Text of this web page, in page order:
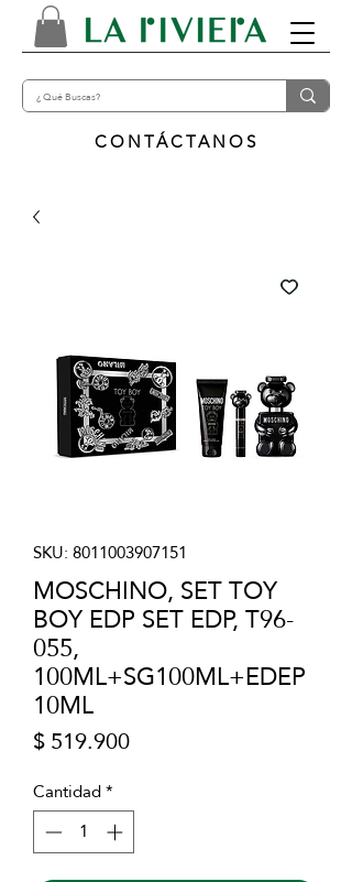
CONTÁCTANOS
SKU: 8011003907151
MOSCHINO, SET TOY
BOY EDP SET EDP, T96-
055,
100ML+SG100ML+EDEP
10ML
$ 519.900Precio
Cantidad*